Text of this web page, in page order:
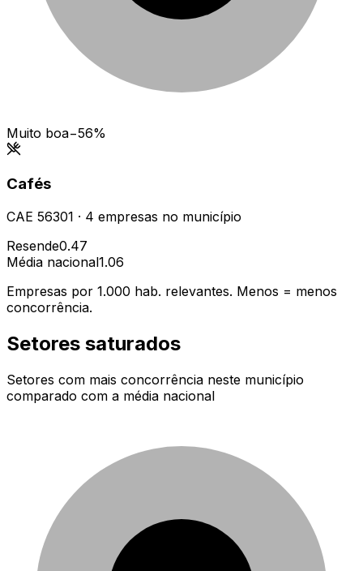
Muito boa−56%
Cafés
CAE 56301 · 4 empresas no município
Resende0.47
Média nacional1.06
Empresas por 1.000 hab. relevantes. Menos = menos
concorrência.
Setores saturados
Setores com mais concorrência neste município
comparado com a média nacional